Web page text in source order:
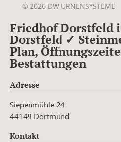
© 2026 DW URNENSYSTEME
Friedhof Dorstfeld
Dorstfeld ✓
Plan,
Bestattungen
Adresse
Siepenmühle 24
44149 Dortmund
Kontakt